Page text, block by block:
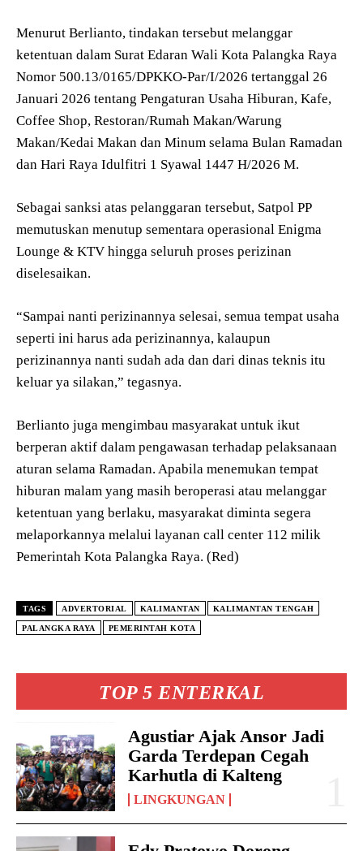
TOP 5 ENTERKAL
Agustiar Ajak Ansor Jadi
Garda Terdepan Cegah
Karhutla di Kalteng
LINGKUNGAN
Menurut Berlianto, tindakan tersebut melanggar
ketentuan dalam Surat Edaran Wali Kota Palangka Raya
Nomor 500.13/0165/DPKKO-Par/I/2026 tertanggal 26
Januari 2026 tentang Pengaturan Usaha Hiburan, Kafe,
Coffee Shop, Restoran/Rumah Makan/Warung
Makan/Kedai Makan dan Minum selama Bulan Ramadan
dan Hari Raya Idulfitri 1 Syawal 1447 H/2026 M.
Sebagai sanksi atas pelanggaran tersebut, Satpol PP
memutuskan menutup sementara operasional Enigma
Lounge & KTV hingga seluruh proses perizinan
diselesaikan.
“Sampai nanti perizinannya selesai, semua tempat usaha
seperti ini harus ada perizinannya, kalaupun
perizinannya nanti sudah ada dan dari dinas teknis itu
keluar ya silakan,” tegasnya.
Berlianto juga mengimbau masyarakat untuk ikut
berperan aktif dalam pengawasan terhadap pelaksanaan
aturan selama Ramadan. Apabila menemukan tempat
hiburan malam yang masih beroperasi atau melanggar
ketentuan yang berlaku, masyarakat diminta segera
melaporkannya melalui layanan call center 112 milik
Pemerintah Kota Palangka Raya. (Red)
TAGS ADVERTORIAL KALIMANTAN KALIMANTAN TENGAH
PALANGKA RAYA PEMERINTAH KOTA